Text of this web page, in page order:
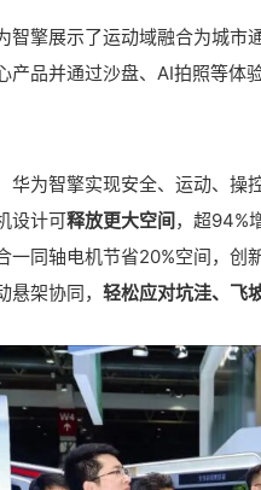
智擎展示了运动域融合为城
产品并通过沙盘、AI拍照等体
华为智擎实现安全、运动、操
设计可释放更大空间，超94%
一同轴电机节省20%空间，创
架协同， 轻松应对坑洼、飞